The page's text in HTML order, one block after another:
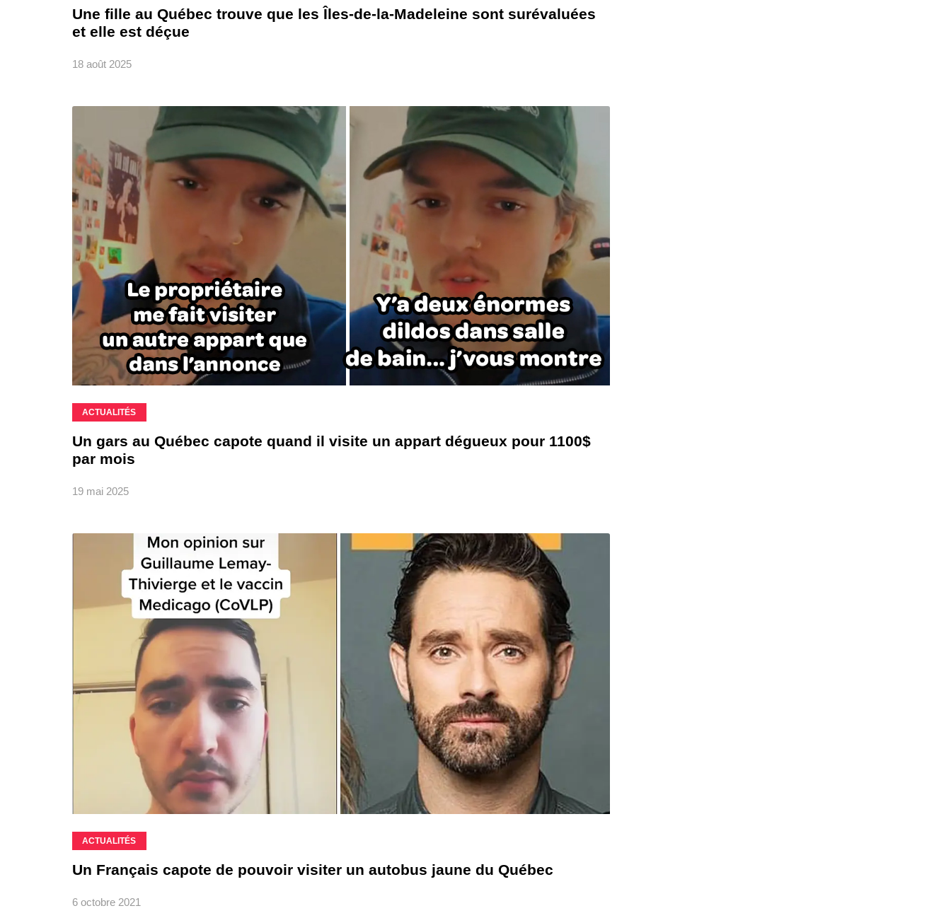
Une fille au Québec trouve que les Îles-de-la-Madeleine sont surévaluées
et elle est déçue
18 août 2025
ACTUALITÉS
Un gars au Québec capote quand il visite un appart dégueux pour 1100$
par mois
19 mai 2025
ACTUALITÉS
Un Français capote de pouvoir visiter un autobus jaune du Québec
6 octobre 2021